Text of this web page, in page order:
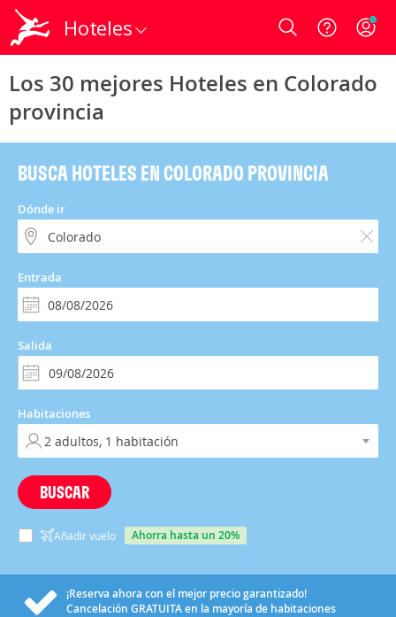
Hoteles Login
Los 30 mejores Hoteles en Colorado
provincia
BUSCA HOTELES EN COLORADO PROVINCIA
Dónde ir
Entrada
Salida
Habitaciones
BUSCAR
Añadir vuelo ahorra hasta un 20%
¡Reserva ahora con el mejor precio garantizado!
Cancelación GRATUITAen la mayoría de habitaciones